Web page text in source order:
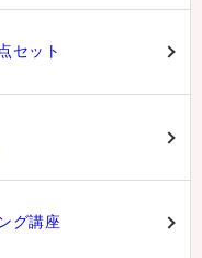
セット
グ講座